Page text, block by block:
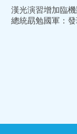
漢光演習增加臨
總統勗勉國軍：